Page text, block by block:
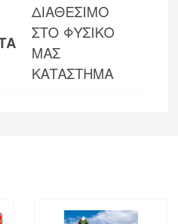
ΔΙΑΘΕΣΙΜΟ
ΣΤΟ ΦΥΣΙΚΟ
ΜΑΣ
ΚΑΤΑΣΤΗΜΑ